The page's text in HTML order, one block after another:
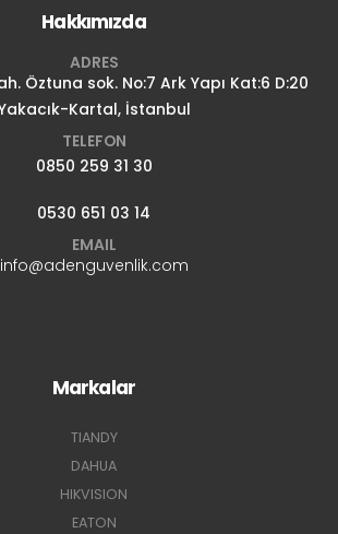
Hakkımızda
ADRES
Öztuna sok. No:7 Ark Yapı Kat:6 D:20
Kartal, İstanbul
TELEFON
0850 259 31 30
0530 651 03 14
EMAIL
info@adenguvenlik.com
Markalar
TIANDY
DAHUA
HIKVISION
EATON